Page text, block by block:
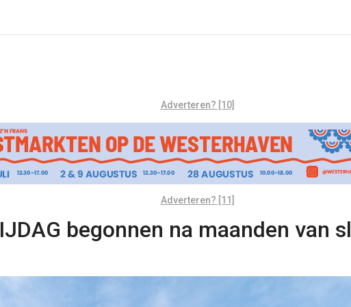
Adverteren? [10]
Adverteren? [11]
begonnen na maanden van